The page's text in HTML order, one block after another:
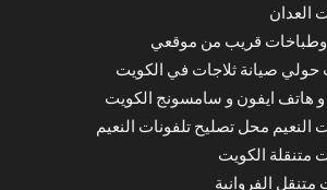
العدان
وطباخات قريب من موقعي
حولي صيانة ثلاجات في الكويت
هاتف ايفون و سامسونج الكويت
النعيم محل تصليح تلفونات النعيم
متنقلة الكويت
الفروانية